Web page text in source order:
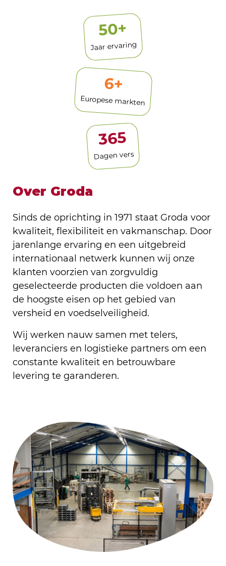
50+
Jaar ervaring
6+
Europese markten
365
Dagen vers
Over Groda
Sinds de oprichting in 1971 staat Groda voor
kwaliteit, flexibiliteit en vakmanschap. Door
jarenlange ervaring en een uitgebreid
internationaal netwerk kunnen wij onze
klanten voorzien van zorgvuldig
geselecteerde producten die voldoen aan
de hoogste eisen op het gebied van
versheid en voedselveiligheid.
Wij werken nauw samen met telers,
leveranciers en logistieke partners om een
constante kwaliteit en betrouwbare
levering te garanderen.